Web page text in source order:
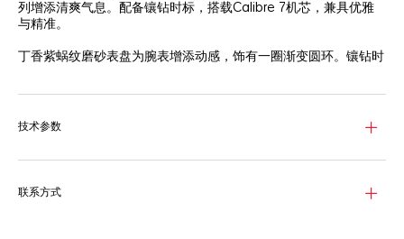
列增添清爽气息。配备镶钻时标，搭载Calibre 7机芯，兼具优雅
与精准。
丁香紫蜗纹磨砂表盘为腕表增添动感，饰有一圈渐变圆环。镶钻时
钢表壳以及弧形蓝宝石表镜进一步凸显优雅设计。
技术参数
联系方式